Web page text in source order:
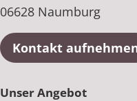
06628 Naumburg
Kontakt
Unser Angebot